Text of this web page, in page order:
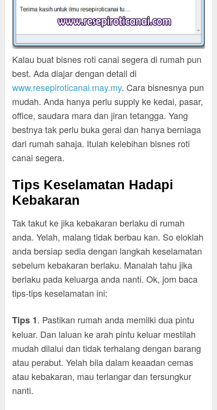
Kalau buat bisnes roti canai segera di rumah pun
best. Ada diajar dengan detail di
www.resepiroticanai.may.my. Cara bisnesnya pun
mudah. Anda hanya perlu supply ke kedai, pasar,
office, saudara mara dan jiran tetangga. Yang
bestnya tak perlu buka gerai dan hanya berniaga
dari rumah sahaja. Itulah kelebihan bisnes roti
canai segera.
Tips Keselamatan Hadapi
Kebakaran
Tak takut ke jika kebakaran berlaku di rumah
anda. Yelah, malang tidak berbau kan. So eloklah
anda bersiap sedia dengan langkah keselamatan
sebelum kebakaran berlaku. Manalah tahu jika
berlaku pada keluarga anda nanti. Ok, jom baca
tips-tips keselamatan ini:
Tips 1. Pastikan rumah anda memilki dua pintu
keluar. Dan laluan ke arah pintu keluar mestilah
mudah dilalui dan tidak terhalang dengan barang
atau perabut. Yelah bila dalam keaadan cemas
atau kebakaran, mau terlangar dan tersungkur
nanti.